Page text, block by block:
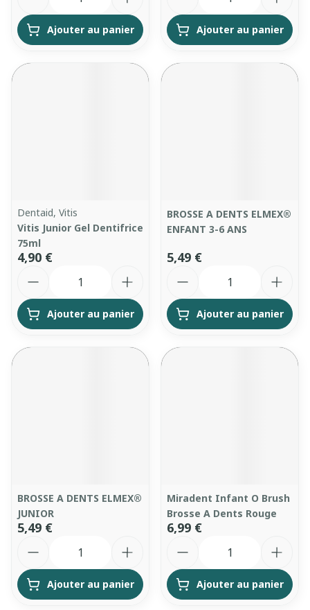
Ajouter au panier Ajouter au panier
Dentaid, Vitis
Vitis Junior Gel Dentifrice
75ml
4,90 €
Ajouter au panier
BROSSE A DENTS ELMEX®
ENFANT 3-6 ANS
5,49 €
Ajouter au panier
BROSSE A DENTS ELMEX®
JUNIOR
5,49 €
Ajouter au panier
Miradent Infant O Brush
Brosse A Dents Rouge
6,99 €
Ajouter au panier